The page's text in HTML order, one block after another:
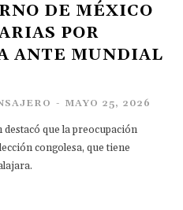
DE MÉXICO
POR
ANTE MUNDIAL
- MAYO 25, 2026
que la preocupación
congolesa, que tiene